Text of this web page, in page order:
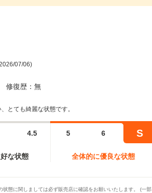
07/06)
修復歴： 無
とても綺麗な状態です。
4.5
な状態
5 6 S
全体的に優良な状態
態に関しましては必ず販売店に確認をお願いいたします。 (一部